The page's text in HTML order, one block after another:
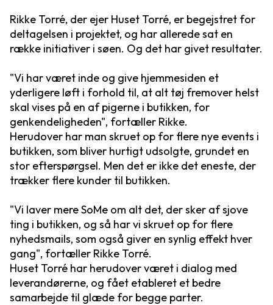
Rikke Torré, der ejer Huset Torré, er begejstret for
deltagelsen i projektet, og har allerede sat en
række initiativer i søen. Og det har givet resultater.
"Vi har været inde og give hjemmesiden et
yderligere løft i forhold til, at alt tøj fremover helst
skal vises på en af pigerne i butikken, for
genkendeligheden", fortæller Rikke.
Herudover har man skruet op for flere nye events i
butikken, som bliver hurtigt udsolgte, grundet en
stor efterspørgsel. Men det er ikke det eneste, der
trækker flere kunder til butikken.
"Vi laver mere SoMe om alt det, der sker af sjove
ting i butikken, og så har vi skruet op for flere
nyhedsmails, som også giver en synlig effekt hver
gang", fortæller Rikke Torré.
Huset Torré har herudover været i dialog med
leverandørerne, og fået etableret et bedre
samarbejde til glæde for begge parter.